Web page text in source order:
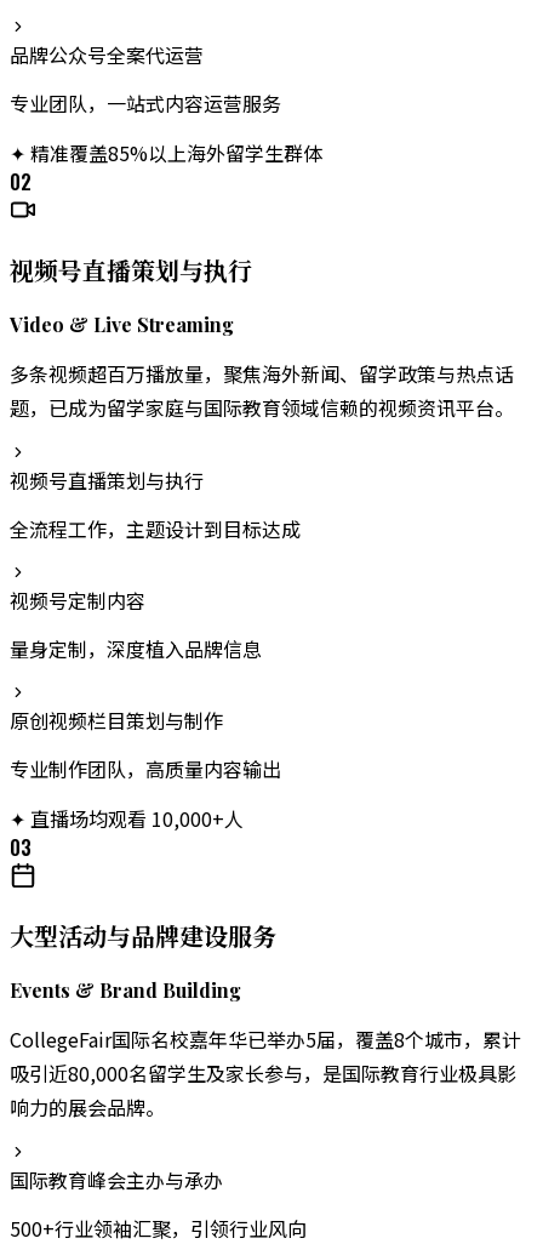
品牌公众号全案代运营
专业团队，一站式内容运营服务
✦ 精准覆盖85%以上海外留学生群体
02
视频号直播策划与执行
Video & Live Streaming
多条视频超百万播放量，聚焦海外新闻、留学政策与热点话
题，已成为留学家庭与国际教育领域信赖的视频资讯平台。
视频号直播策划与执行
全流程工作，主题设计到目标达成
视频号定制内容
量身定制，深度植入品牌信息
原创视频栏目策划与制作
专业制作团队，高质量内容输出
✦ 直播场均观看 10,000+人
03
大型活动与品牌建设服务
Events & Brand Building
CollegeFair国际名校嘉年华已举办5届，覆盖8个城市，累计
吸引近80,000名留学生及家长参与，是国际教育行业极具影
响力的展会品牌。
国际教育峰会主办与承办
500+行业领袖汇聚，引领行业风向